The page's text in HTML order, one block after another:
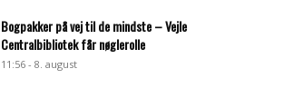
Bogpakker på vej til de mindste – Vejle
Centralbibliotek får nøglerolle
11:56 - 8. august